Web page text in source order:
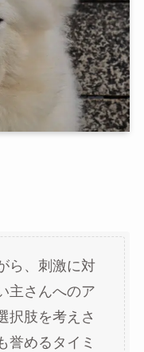
ら、刺激に対
主さんへのア
択肢を考えさ
誉めるタイミ